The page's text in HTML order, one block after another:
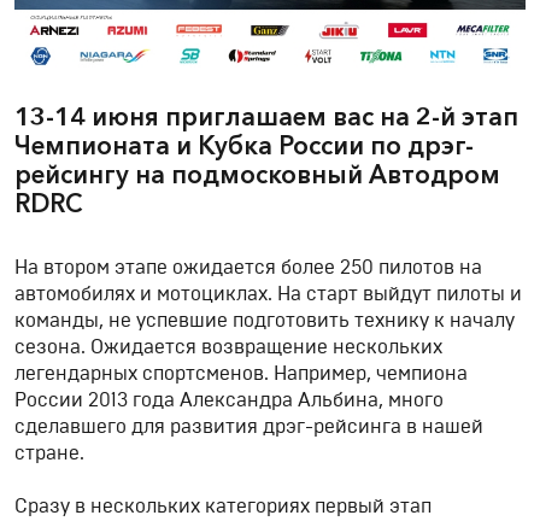
13-14 июня приглашаем вас на 2-й этап
Чемпионата и Кубка России по дрэг-
рейсингу на подмосковный Автодром
RDRC
На втором этапе ожидается более 250 пилотов на
автомобилях и мотоциклах. На старт выйдут пилоты и
команды, не успевшие подготовить технику к началу
сезона. Ожидается возвращение нескольких
легендарных спортсменов. Например, чемпиона
России 2013 года Александра Альбина, много
сделавшего для развития дрэг-рейсинга в нашей
стране.
Сразу в нескольких категориях первый этап